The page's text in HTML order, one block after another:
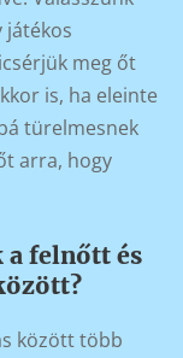
játékos
meg őt
is, ha eleinte
türelmesnek
arra, hogy
a felnőtt és
között több